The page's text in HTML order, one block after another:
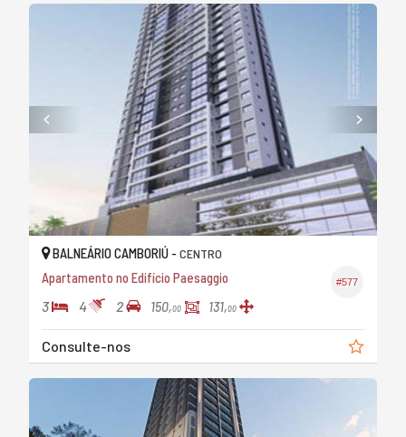
#577
BALNEÁRIO CAMBORIÚ - CENTRO
Apartamento no Edifício Paesaggio
3 4 2 150,00 131,00
Consulte-nos